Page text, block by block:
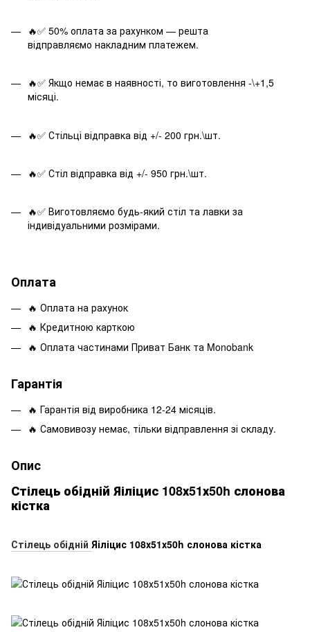
🔥✅ 50% оплата за рахунком — решта
відправляємо накладним платежем.
🔥✅ Якщо немає в наявності, то виготовлення -\+1,5
місяці.
🔥✅ Стільці відправка від +/- 200 грн.\шт.
🔥✅ Стіл відправка від +/- 950 грн.\шт.
🔥✅ Виготовляємо будь-який стіл та лавки за
індивідуальними розмірами.
Оплата
🔥 Оплата на рахунок
🔥 Кредитною карткою
🔥 Оплата частинами Приват Банк та Monobank
Гарантія
🔥 Гарантія від виробника 12-24 місяців.
🔥 Самовивозу немає, тільки відправлення зі складу.
Опис
Стілець обідній Яіліцис 108х51х50h слонова
кістка
Стілець обідній Яіліцис 108х51х50h слонова кістка